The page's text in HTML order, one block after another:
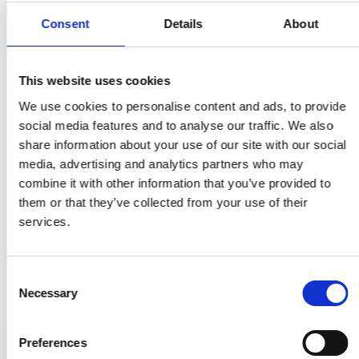
Consent Details About
This website uses cookies
We use cookies to personalise content and ads, to provide
social media features and to analyse our traffic. We also
share information about your use of our site with our social
media, advertising and analytics partners who may
combine it with other information that you’ve provided to
them or that they’ve collected from your use of their
services.
Necessary
Preferences